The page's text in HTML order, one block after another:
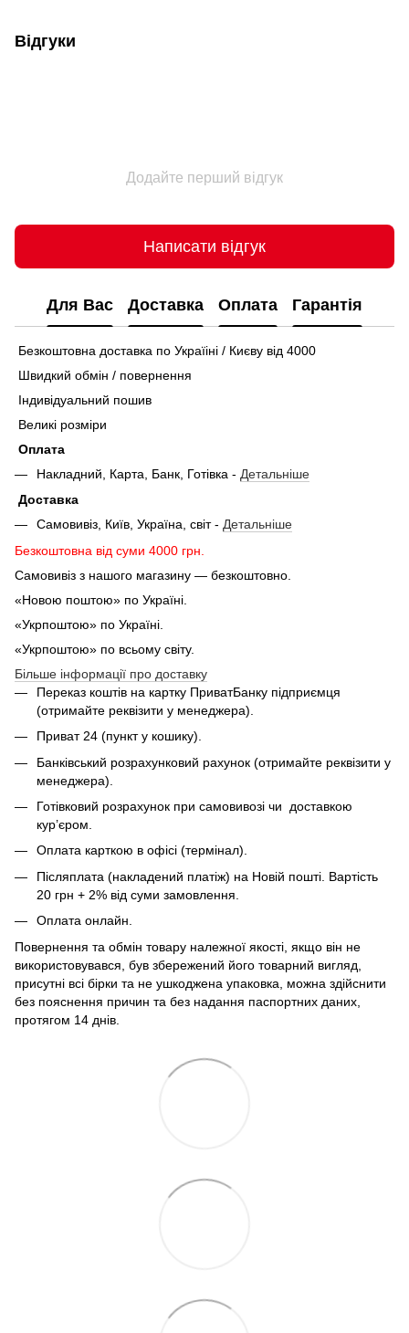
Відгуки
Додайте перший відгук
Написати відгук
Для Вас Доставка Оплата Гарантія
Безкоштовна доставка по Україіні / Києву від 4000
Швидкий обмін / повернення
Індивідуальний пошив
Великі розміри
Оплата
Накладний, Карта, Банк, Готівка - Детальніше
Доставка
Самовивіз, Київ, Україна, світ - Детальніше
Безкоштовна від суми 4000 грн.
Самовивіз з нашого магазину — безкоштовно.
«Новою поштою» по Україні.
«Укрпоштою» по Україні.
«Укрпоштою» по всьому світу.
Більше інформації про доставку
Переказ коштів на картку ПриватБанку підприємця
(отримайте реквізити у менеджера).
Приват 24 (пункт у кошику).
Банківський розрахунковий рахунок (отримайте реквізити у
менеджера).
Готівковий розрахунок при самовивозі чи доставкою
кур’єром.
Оплата карткою в офісі (термінал).
Післяплата (накладений платіж) на Новій пошті. Вартість
20 грн + 2% від суми замовлення.
Оплата онлайн.
Повернення та обмін товару належної якості, якщо він не
використовувався, був збережений його товарний вигляд,
присутні всі бірки та не ушкоджена упаковка, можна здійснити
без пояснення причин та без надання паспортних даних,
протягом 14 днів.